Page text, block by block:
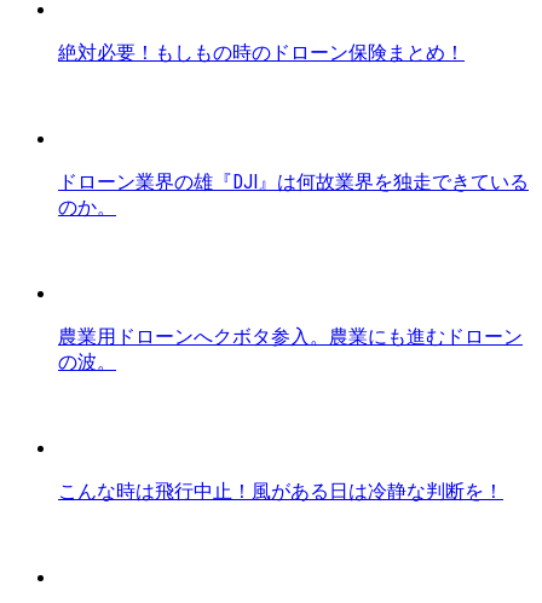
絶対必要！もしもの時のドローン保険まとめ！
ドローン業界の雄『DJI』は何故業界を独走できている
のか。
農業用ドローンへクボタ参入。農業にも進むドローン
の波。
こんな時は飛行中止！風がある日は冷静な判断を！